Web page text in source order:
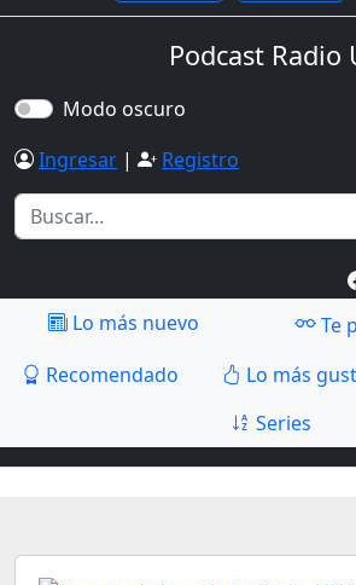
Podcast Radio
Modo oscuro
Ingresar | Registro
Lo más nuevo
Te
Recomendado
Lo más
Series